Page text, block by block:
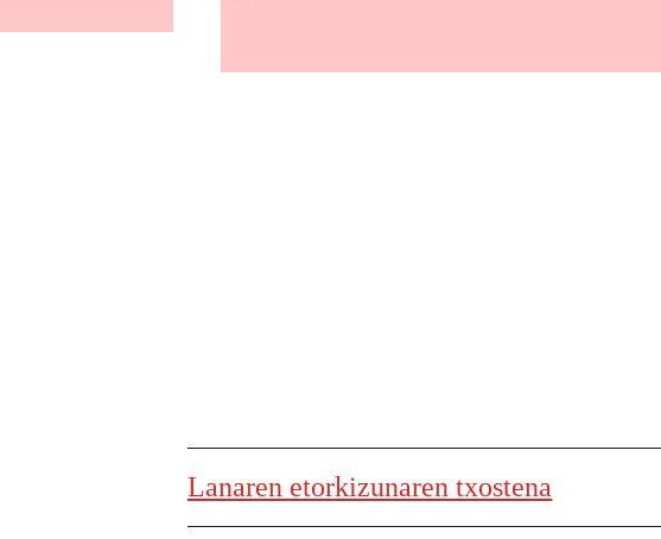
Lanaren etorkizunaren txostena